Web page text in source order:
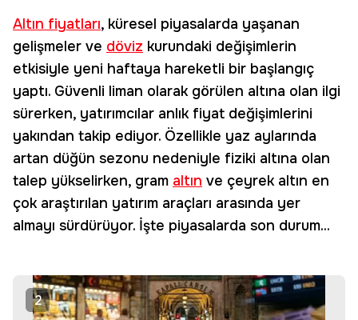
Altın fiyatları, küresel piyasalarda yaşanan
gelişmeler ve döviz kurundaki değişimlerin
etkisiyle yeni haftaya hareketli bir başlangıç
yaptı. Güvenli liman olarak görülen altına olan ilgi
sürerken, yatırımcılar anlık fiyat değişimlerini
yakından takip ediyor. Özellikle yaz aylarında
artan düğün sezonu nedeniyle fiziki altına olan
talep yükselirken, gram altın ve çeyrek altın en
çok araştırılan yatırım araçları arasında yer
almayı sürdürüyor. İşte piyasalarda son durum...
2